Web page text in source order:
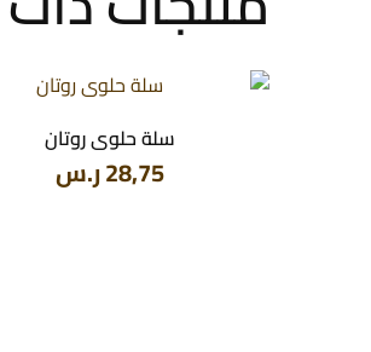
سلة حلوى روتان
28,75ر.س